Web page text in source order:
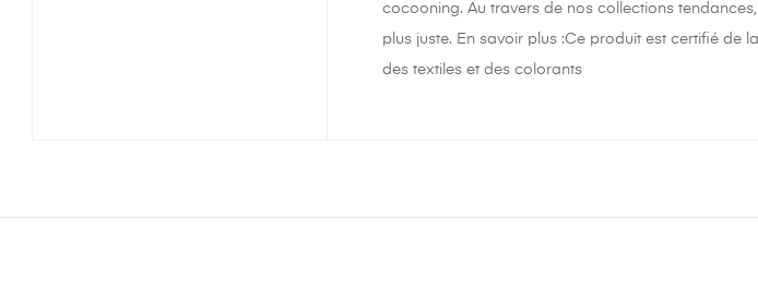
cocooning. Au travers de nos collections
plus juste. En savoir plus :Ce produit est certifié de
des textiles et des colorants